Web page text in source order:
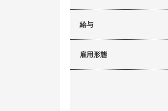
給与
雇用形態